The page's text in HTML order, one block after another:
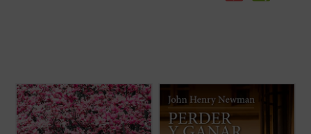
EnResucitar, libro escrito con el
inconfundible estilo fragmentario y a veces
aforístico que caracteriza a Christian
Bobin, todas las páginas orbitan en torno a
la muerte del padre del autor tras una larga
autobiográfica escrita por el beato John
Henry Newman, que nos permite
adentrarnos en su fascinante personalidad
a través del protagonista de la obra,